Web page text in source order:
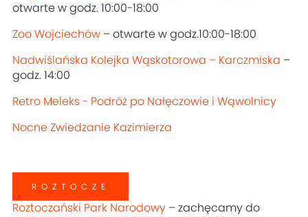
otwarte w godz. 10:00-18:00
Zoo Wojciechów – otwarte w godz.10:00-18:00
Nadwiślańska Kolejka Wąskotorowa – Karczmiska –
godz. 14:00
Retro Meleks - Podróż po Nałęczowie i Wąwolnicy
Nocne Zwiedzanie Kazimierza
ROZTOCZE
Roztoczański Park Narodowy – zachęcamy do